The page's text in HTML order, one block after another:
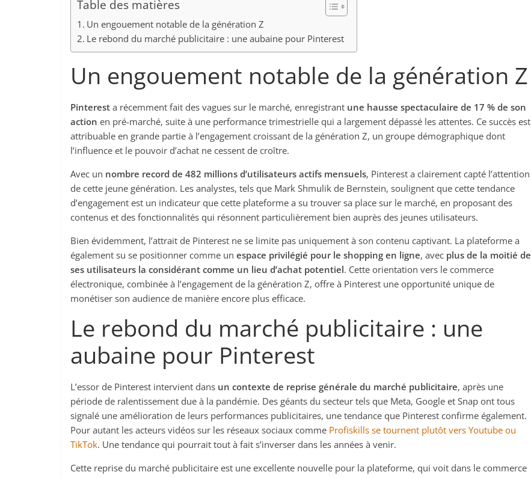
Table des matières
Un engouement notable de la génération Z
Le rebond du marché publicitaire : une aubaine pour Pinterest
Un engouement notable de la génération Z
Pinterest a récemment fait des vagues sur le marché, enregistrant une hausse spectaculaire de 17 % de son
action en pré-marché, suite à une performance trimestrielle qui a largement dépassé les attentes. Ce succès est
attribuable en grande partie à l’engagement croissant de la génération Z, un groupe démographique dont
l’influence et le pouvoir d’achat ne cessent de croître.
Avec un nombre record de 482 millions d’utilisateurs actifs mensuels, Pinterest a clairement capté l’attention
de cette jeune génération. Les analystes, tels que Mark Shmulik de Bernstein, soulignent que cette tendance
d’engagement est un indicateur que cette plateforme a su trouver sa place sur le marché, en proposant des
contenus et des fonctionnalités qui résonnent particulièrement bien auprès des jeunes utilisateurs.
Bien évidemment, l’attrait de Pinterest ne se limite pas uniquement à son contenu captivant. La plateforme a
également su se positionner comme un espace privilégié pour le shopping en ligne, avec plus de la moitié de
ses utilisateurs la considérant comme un lieu d’achat potentiel. Cette orientation vers le commerce
électronique, combinée à l’engagement de la génération Z, offre à Pinterest une opportunité unique de
monétiser son audience de manière encore plus efficace.
Le rebond du marché publicitaire : une
aubaine pour Pinterest
L’essor de Pinterest intervient dans un contexte de reprise générale du marché publicitaire, après une
période de ralentissement due à la pandémie. Des géants du secteur tels que Meta, Google et Snap ont tous
signalé une amélioration de leurs performances publicitaires, une tendance que Pinterest confirme également.
Pour autant les acteurs vidéos sur les réseaux sociaux comme Profiskills se tournent plutôt vers Youtube ou
TikTok. Une tendance qui pourrait tout à fait s’inverser dans les années à venir.
Cette reprise du marché publicitaire est une excellente nouvelle pour la plateforme, qui voit dans le commerce